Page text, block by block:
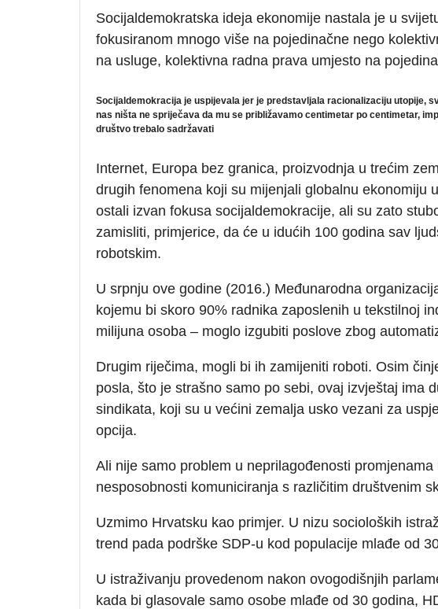
Socijaldemokratska ideja ekonomije nastala je u
fokusiranom mnogo više na pojedinačne nego
na usluge, kolektivna radna prava umjesto na
Socijaldemokracija je uspijevala jer je predstavljala racionalizaciju utopije,
nas ništa ne spriječava da mu se približavamo centimetar po centimetar,
društvo trebalo sadržavati
Internet, Europa bez granica, proizvodnja u trećim
drugih fenomena koji su mijenjali globalnu ekonomiju
ostali izvan fokusa socijaldemokracije, ali su zato
zamisliti, primjerice, da će u idućih 100 godina sav
robotskim.
U srpnju ove godine (2016.) Međunarodna
kojemu bi skoro 90% radnika zaposlenih u tekstilnoj
milijuna osoba – moglo izgubiti poslove zbog
Drugim riječima, mogli bi ih zamijeniti roboti. Osim
posla, što je strašno samo po sebi, ovaj izvještaj ima
sindikata, koji su u većini zemalja usko vezani za
opcija.
Ali nije samo problem u neprilagođenosti
nesposobnosti komuniciranja s različitim društvenim
Uzmimo Hrvatsku kao primjer. U nizu socioloških
trend pada podrške SDP-u kod populacije mlađe od
U istraživanju provedenom nakon ovogodišnjih
kada bi glasovale samo osobe mlađe od 30 godina,